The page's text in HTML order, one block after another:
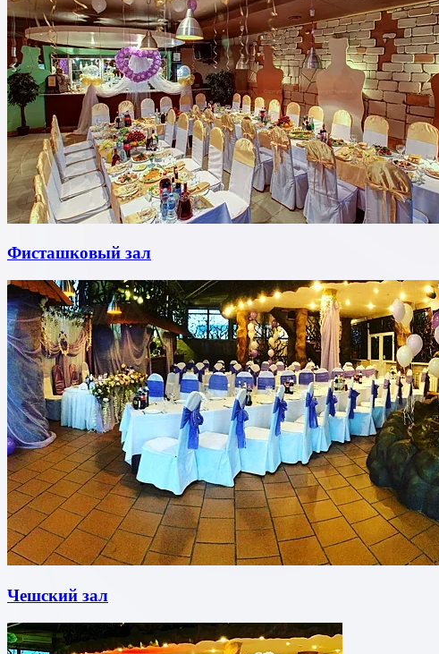
Фисташковый зал
Чешский зал